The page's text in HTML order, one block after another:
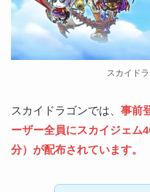
スカイド
スカイドラゴンでは、 事前
ーザー全員にスカイジェム
分）が配布されています。